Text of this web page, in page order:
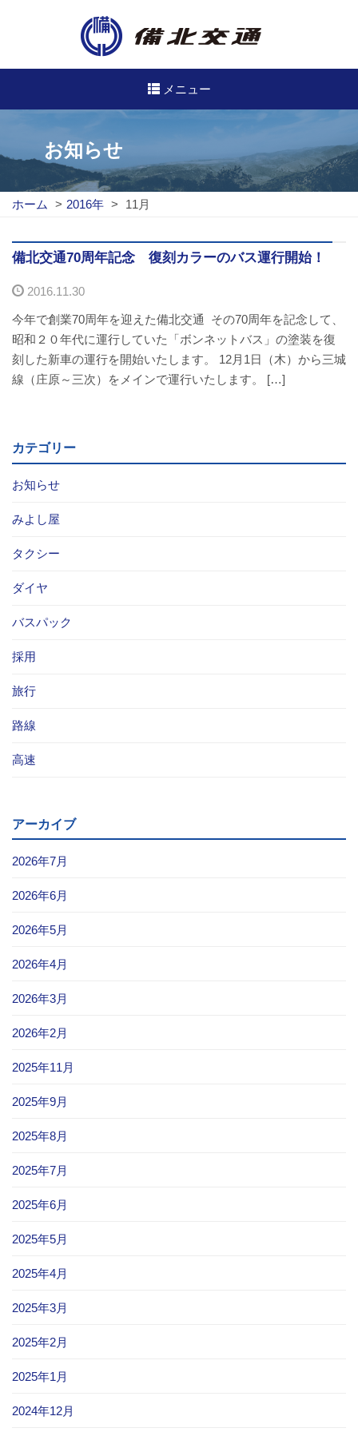
メニュー
高速バス
路線バス
路線図
定期券について
バスのご利用方法
バスパックについて
まごころツアー
企業情報
備北交通の歴史（アルバム）
リンク
お知らせ
ホーム > 2016年 > 11月
備北交通70周年記念 復刻カラーのバス運行開始！
2016.11.30
今年で創業70周年を迎えた備北交通 その70周年を記念して、
昭和２０年代に運行していた「ボンネットバス」の塗装を復
刻した新車の運行を開始いたします。 12月1日（木）から三城
線（庄原～三次）をメインで運行いたします。 […]
カテゴリー
お知らせ
みよし屋
タクシー
ダイヤ
バスパック
採用
旅行
路線
高速
アーカイブ
2026年7月
2026年6月
2026年5月
2026年4月
2026年3月
2026年2月
2025年11月
2025年9月
2025年8月
2025年7月
2025年6月
2025年5月
2025年4月
2025年3月
2025年2月
2025年1月
2024年12月